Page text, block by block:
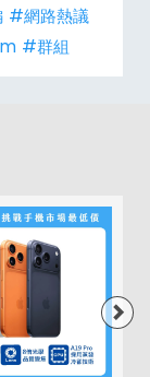
#網路熱議
#群組